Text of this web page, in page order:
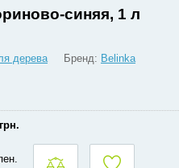
синяя, 1 л
дерева Бренд: Belinka